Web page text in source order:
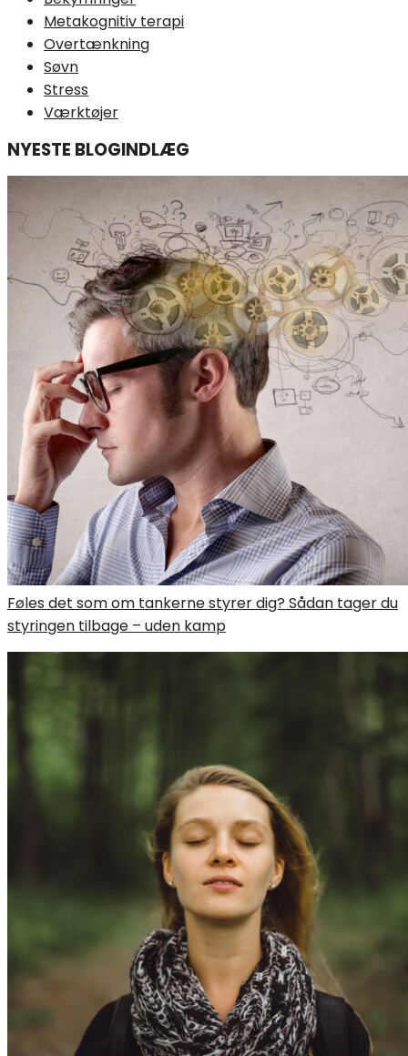
Metakognitiv terapi
Overtænkning
Søvn
Stress
Værktøjer
NYESTE BLOGINDLÆG
Føles det som om tankerne styrer dig? Sådan tager du
styringen tilbage – uden kamp